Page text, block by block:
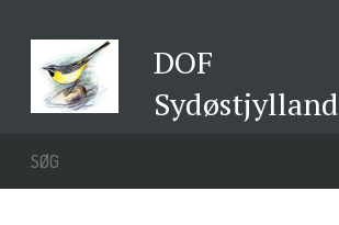
DOF
Sydøstjylland